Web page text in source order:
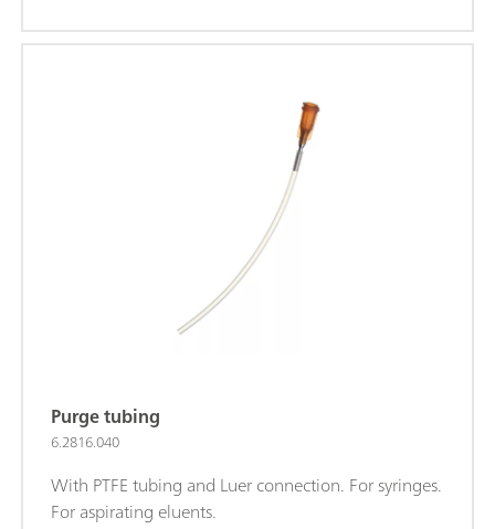
Purge tubing
6.2816.040
With PTFE tubing and Luer connection. For syringes.
For aspirating eluents.